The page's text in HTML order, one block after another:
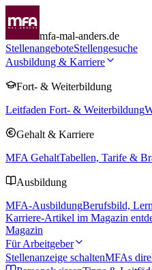
mfa-mal-anders.de
StellenangeboteStellengesuche
Ausbildung & Karriere
Fort- & Weiterbildung
Leitfaden Fort- & Weiterbildung
Gehalt & Karriere
MFA GehaltTabellen, Tarife &
Ausbildung
MFA-AusbildungBerufsbild,
Karriere-Artikel im Magazin
Magazin
Für Arbeitgeber
Stellenanzeige schaltenMFAs